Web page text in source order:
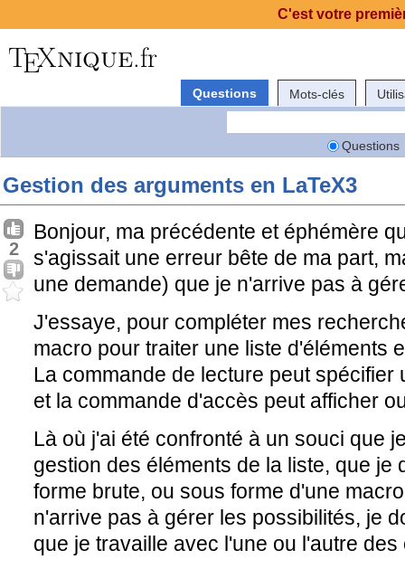
Questions Mots-clés
Questions
Gestion des arguments en LaTeX3
2
Bonjour, ma précédente et éphémère
s'agissait une erreur bête de ma part,
une demande) que je n'arrive pas à
J'essaye, pour compléter mes
macro pour traiter une liste d'éléments
La commande de lecture peut
et la commande d'accès peut afficher
Là où j'ai été confronté à un souci que
gestion des éléments de la liste, que je
forme brute, ou sous forme d'une
n'arrive pas à gérer les possibilités, je
que je travaille avec l'une ou l'autre des
C'est votre